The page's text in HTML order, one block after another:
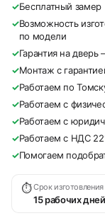
✓Бесплатный замер
✓Возможность
по модели
✓Гарантия на
✓Монтаж с
✓Работаем по
✓Работаем с
✓Работаем с
✓Работаем с НДС
✓Помогаем
⏱ Срок изготовления
15 рабочих дней